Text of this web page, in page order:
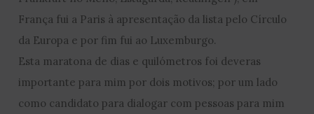
França fui a Paris à apresentação da lista pelo Círculo
da Europa e por fim fui ao Luxemburgo.
Esta maratona de dias e quilómetros foi deveras
importante para mim por dois motivos; por um lado
como candidato para dialogar com pessoas para mim